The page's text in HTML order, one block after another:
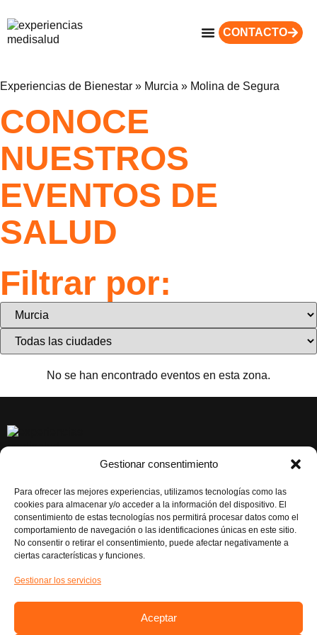
Gestionar consentimiento
Para ofrecer las mejores experiencias, utilizamos tecnologías como las
cookies para almacenar y/o acceder a la información del dispositivo. El
consentimiento de estas tecnologías nos permitirá procesar datos como el
comportamiento de navegación o las identificaciones únicas en este sitio.
No consentir o retirar el consentimiento, puede afectar negativamente a
ciertas características y funciones.
Gestionar los servicios
Aceptar
CONTACTO
Experiencias de Bienestar » Murcia » Molina de Segura
CONOCE
NUESTROS
EVENTOS DE
SALUD
Filtrar por:
No se han encontrado eventos en esta zona.
EL BOVALAR, Carrer de la Senyera, 70, 46970 Alaquàs,
Valéncia
Atención al Cliente: 961986043
RESERVAS EXCURSIONES: 621 20 94 84